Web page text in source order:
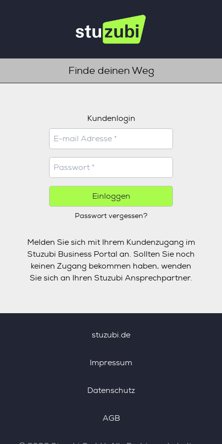
Finde deinen Weg
Kundenlogin
Einloggen
Passwort vergessen?
Melden Sie sich mit Ihrem Kundenzugang im
Stuzubi Business Portal an. Sollten Sie noch
keinen Zugang bekommen haben, wenden
Sie sich an Ihren Stuzubi Ansprechpartner.
stuzubi.de
Impressum
Datenschutz
AGB